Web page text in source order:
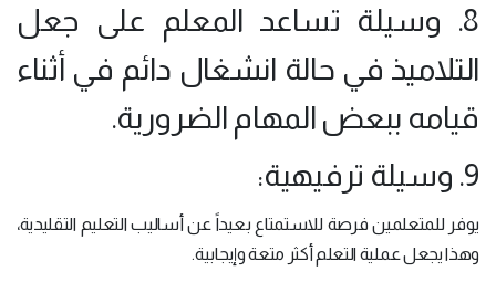
8. وسيلة تساعد المعلم على جعل
التلاميذ في حالة انشغال دائم في أثناء
قيامه ببعض المهام الضرورية.
9. وسيلة ترفيهية:
يوفر للمتعلمين فرصة للاستمتاع بعيداً عن أساليب التعليم التقليدية،
وهذا يجعل عملية التعلم أكثر متعة وإيجابية.